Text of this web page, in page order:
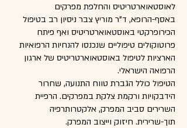
לאוסטאוארטריטיס והחלפת מפרקים
באסף-הרופא, ד"ר מוריץ צבר ניסיון רב בטיפול
הכירופרקטי באוסטאוארטריטיס ואף פיתח
פרוטוקולים טיפוליים שנכנסו להנחיות הרפואיות
הארציות לטיפול באוסטאוארטריטיס של ארגון
הרפואה הישראלי.
הטיפול כולל הגברת טווח התנועה, שחרור
הידבקויות ורקמת צלקת במפרקים. הרפיית
השרירים סביב המפרק, אלקטרותרפיה
תוך-שרירית. חיזוק וייצוב המפרק.